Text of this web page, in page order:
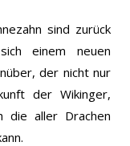
sind zurück
einem neuen
der nicht nur
der Wikinger,
die aller Drachen